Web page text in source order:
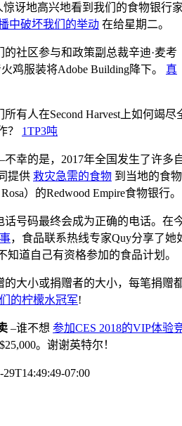
惊讶地高兴地看到我们的食物银行
中破坏我们的举动 在给星期二。
的社区参与和政策副总裁辛迪·麦考
鸡服装将Adobe Building降下。 真
所有人在Second Harvest上如何竭尽
？ 1TP3吨
–不幸的是，2017年全国发生了许多
提供 救灾急需的食物 到当地的食物
）的Redwood Empire食物银行。
话号码最终会成为正确的电话。在
，食品联系热线专家Quy分享了她
知道自己有资格参加的食品计划。
的大小或捐赠者的大小，每笔捐赠
的柠檬水冠军!
–谁不想 参加CES 2018的VIP体验
。谢谢英特尔！
29T14:49:49-07:00